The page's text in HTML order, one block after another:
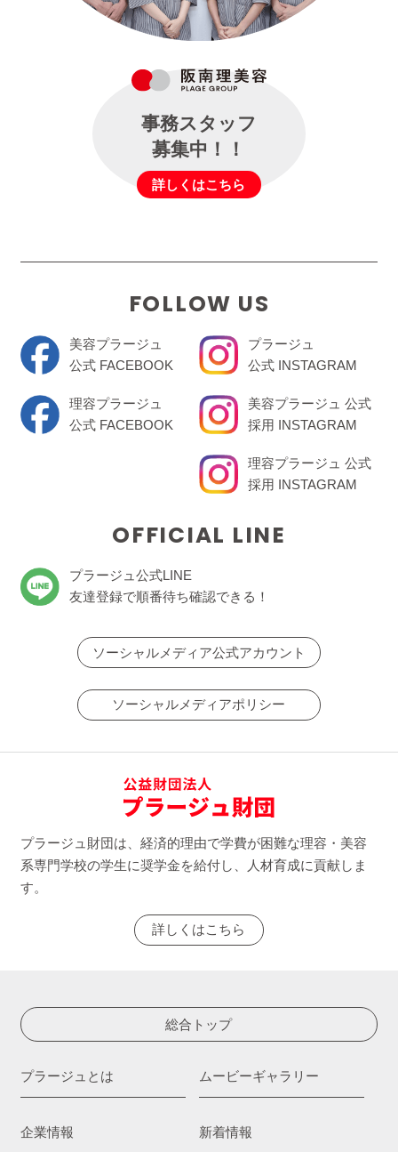
事務スタッフ
募集中！！
詳しくはこちら
FOLLOW US
美容プラージュ
公式 FACEBOOK
理容プラージュ
公式 FACEBOOK
プラージュ
公式 INSTAGRAM
美容プラージュ 公式
採用 INSTAGRAM
理容プラージュ 公式
採用 INSTAGRAM
OFFICIAL LINE
プラージュ公式LINE
友達登録で順番待ち確認できる！
ソーシャルメディア公式アカウント
ソーシャルメディアポリシー
プラージュ財団は、経済的理由で学費が困難な理容・美容
系専門学校の学生に奨学金を給付し、人材育成に貢献しま
す。
詳しくはこちら
総合トップ
プラージュとは
企業情報
ムービーギャラリー
新着情報